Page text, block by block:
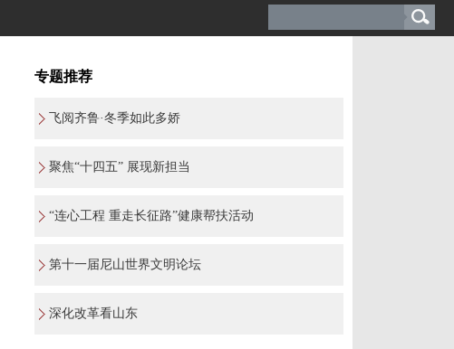
专题推荐
飞阅齐鲁·冬季如此多娇
聚焦“十四五” 展现新担当
“连心工程 重走长征路”健康帮扶活动
第十一届尼山世界文明论坛
深化改革看山东